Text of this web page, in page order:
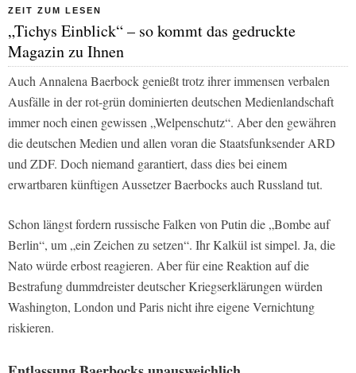
ZEIT ZUM LESEN
„Tichys Einblick“ – so kommt das gedruckte
Magazin zu Ihnen
Auch Annalena Baerbock genießt trotz ihrer immensen verbalen
Ausfälle in der rot-grün dominierten deutschen Medienlandschaft
immer noch einen gewissen „Welpenschutz“. Aber den gewähren
die deutschen Medien und allen voran die StaatsfunksenderARD
und ZDF. Doch niemand garantiert, dass dies bei einem
erwartbaren künftigen Aussetzer Baerbocks auch Russland tut.
Schon längst fordern russische Falken von Putin die „Bombe auf
Berlin“, um „ein Zeichen zu setzen“. Ihr Kalkül ist simpel. Ja, die
Nato würde erbost reagieren. Aber für eine Reaktion auf die
Bestrafung dummdreister deutscher Kriegserklärungen würden
Washington, London und Paris nicht ihre eigene Vernichtung
riskieren.